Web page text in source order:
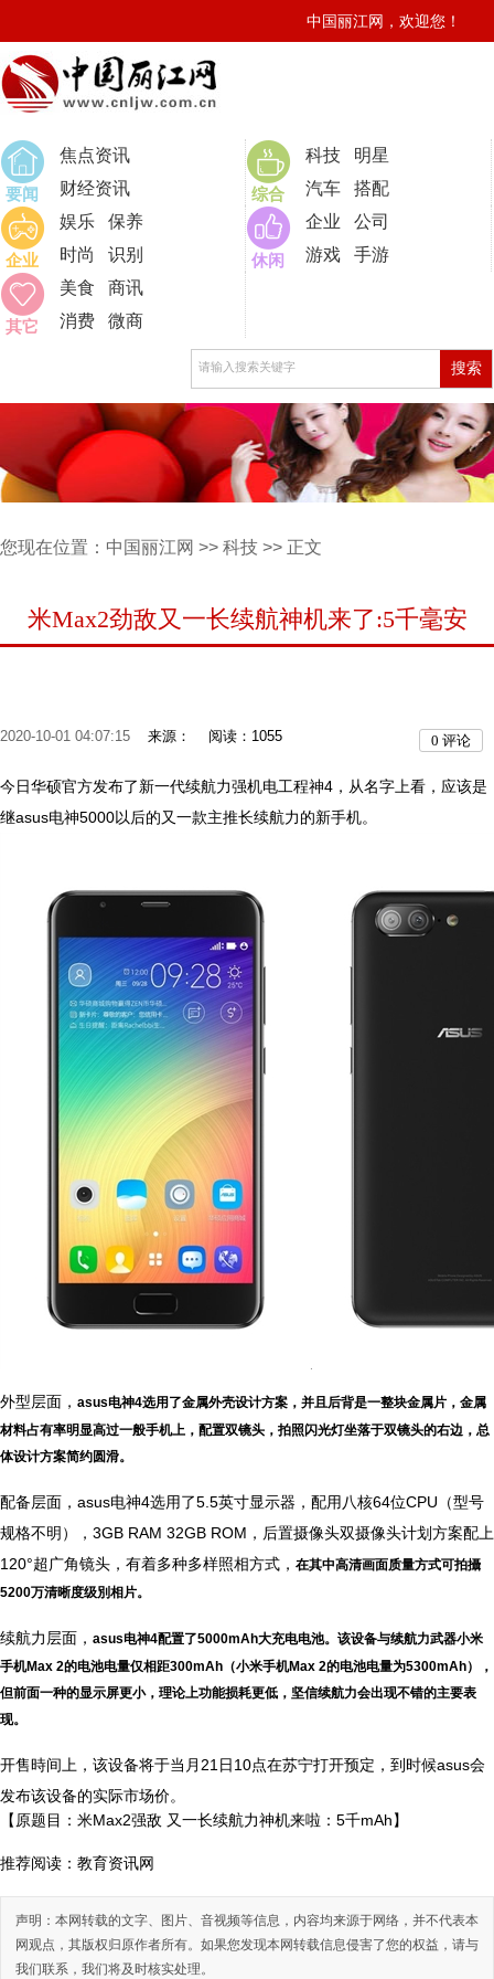
中国丽江网，欢迎您！
要闻
焦点资讯
财经资讯
综合
科技
明星
汽车
搭配
企业
娱乐
保养
时尚
识别 休闲
企业
公司
游戏
手游
其它
美食
商讯
消费
微商
您现在位置： 中国丽江网 >> 科技 >> 正文
米Max2劲敌又一长续航神机来了:5千毫安
2020-10-01 04:07:15 来源： 阅读：1055 0 评论
今日华硕官方发布了新一代续航力强机电工程神4，从名字上看，应该是
继asus电神5000以后的又一款主推长续航力的新手机。
外型层面， asus电神4选用了金属外壳设计方案，并且后背是一整块金属片，金属
材料占有率明显高过一般手机上，配置双镜头，拍照闪光灯坐落于双镜头的右边，总
体设计方案简约圆滑。
配备层面，asus电神4选用了5.5英寸显示器，配用八核64位CPU（型号
规格不明），3GB RAM 32GB ROM，后置摄像头双摄像头计划方案配上
120°超广角镜头，有着多种多样照相方式， 在其中高清画面质量方式可拍攝
5200万清晰度级別相片。
续航力层面， asus电神4配置了5000mAh大充电电池。该设备与续航力武器小米
手机Max 2的电池电量仅相距300mAh（小米手机Max 2的电池电量为5300mAh），
但前面一种的显示屏更小，理论上功能损耗更低，坚信续航力会出现不错的主要表
现。
开售時间上，该设备将于当月21日10点在苏宁打开预定，到时候asus会
发布该设备的实际市场价。
【原题目：米Max2强敌 又一长续航力神机来啦：5千mAh】
推荐阅读： 教育资讯网
声明：本网转载的文字、图片、音视频等信息，内容均来源于网络，并不代表本
网观点，其版权归原作者所有。如果您发现本网转载信息侵害了您的权益，请与
我们联系，我们将及时核实处理。